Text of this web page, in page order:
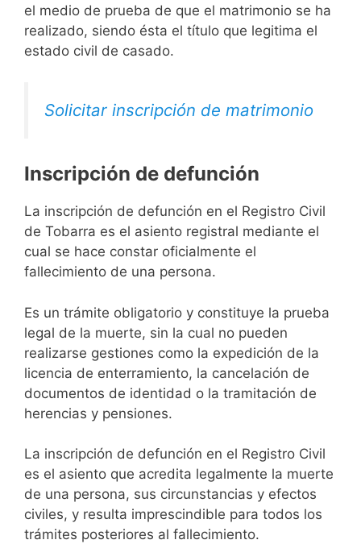
el medio de prueba de que el matrimonio se ha
realizado, siendo ésta el título que legitima el
estado civil de casado.
Solicitar inscripción de matrimonio
Inscripción de defunción
La inscripción de defunción en el Registro Civil
de Tobarra es el asiento registral mediante el
cual se hace constar oficialmente el
fallecimiento de una persona.
Es un trámite obligatorio y constituye la prueba
legal de la muerte, sin la cual no pueden
realizarse gestiones como la expedición de la
licencia de enterramiento, la cancelación de
documentos de identidad o la tramitación de
herencias y pensiones.
La inscripción de defunción en el Registro Civil
es el asiento que acredita legalmente la muerte
de una persona, sus circunstancias y efectos
civiles, y resulta imprescindible para todos los
trámites posteriores al fallecimiento.